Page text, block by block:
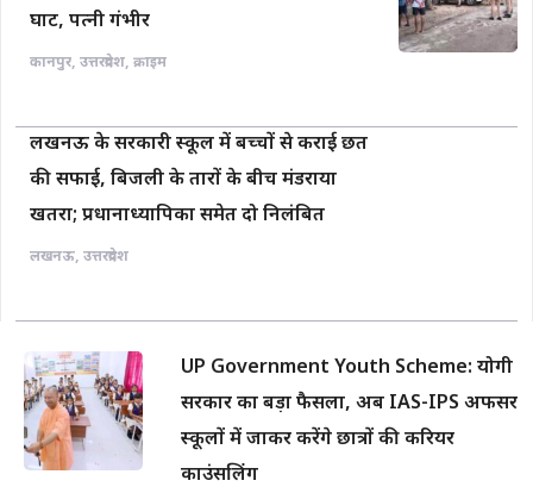
घाट, पत्नी गंभीर
कानपुर, उत्तरप्रदेश, क्राइम
लखनऊ के सरकारी स्कूल में बच्चों से कराई छत
की सफाई, बिजली के तारों के बीच मंडराया
खतरा; प्रधानाध्यापिका समेत दो निलंबित
लखनऊ, उत्तरप्रदेश
UP Government Youth Scheme: योगी
सरकार का बड़ा फैसला, अब IAS-IPS अफसर
स्कूलों में जाकर करेंगे छात्रों की करियर
काउंसलिंग